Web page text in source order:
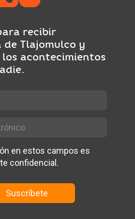
recibir
Tlajomulco y
acontecimientos
en estos campos es
confidencial.